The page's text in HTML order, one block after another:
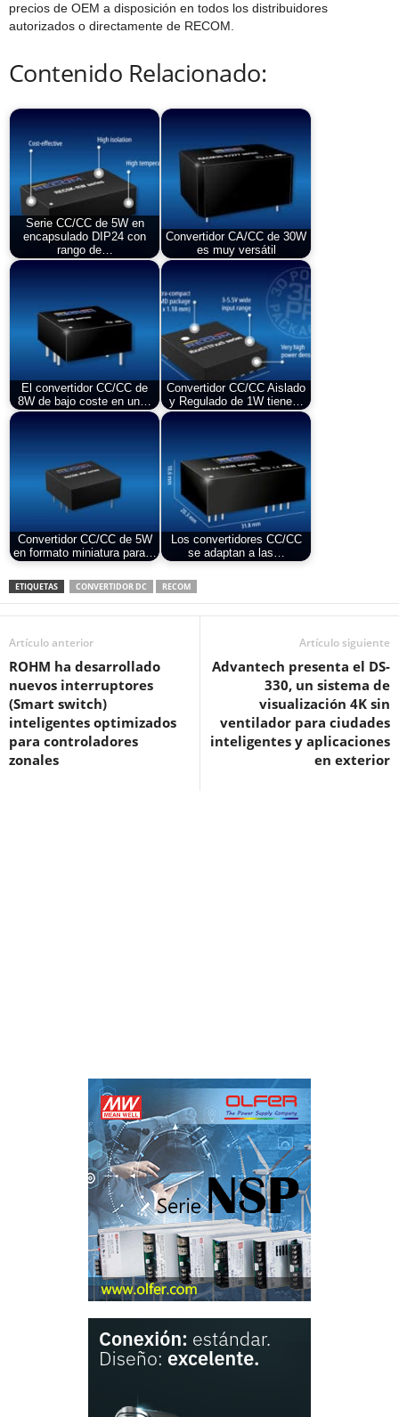
precios de OEM a disposición en todos los distribuidores
autorizados o directamente de RECOM.
Contenido Relacionado:
Serie CC/CC de 5W en
encapsulado DIP24 con
rango de…
Convertidor CA/CC de 30W
es muy versátil
El convertidor CC/CC de
8W de bajo coste en un…
Convertidor CC/CC Aislado
y Regulado de 1W tiene…
Convertidor CC/CC de 5W
en formato miniatura para…
Los convertidores CC/CC
se adaptan a las…
ETIQUETAS CONVERTIDOR DC RECOM
Artículo anterior
ROHM ha desarrollado
nuevos interruptores
(Smart switch)
inteligentes optimizados
para controladores
zonales
Artículo siguiente
Advantech presenta el DS-
330, un sistema de
visualización 4K sin
ventilador para ciudades
inteligentes y aplicaciones
en exterior